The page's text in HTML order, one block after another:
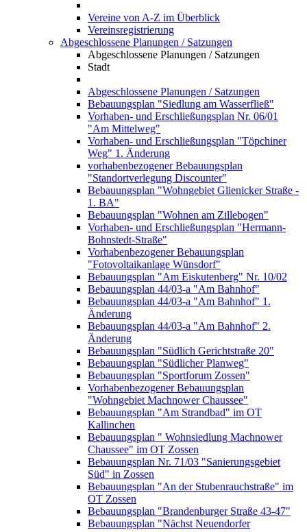
Vereine von A-Z im Überblick
Vereinsregistrierung
Abgeschlossene Planungen / Satzungen
Abgeschlossene Planungen / Satzungen
Stadt
Abgeschlossene Planungen / Satzungen
Bebauungsplan "Siedlung am Wasserfließ"
Vorhaben- und Erschließungsplan Nr. 06/01
"Am Mittelweg"
Vorhaben- und Erschließungsplan "Töpchiner
Weg" 1. Änderung
vorhabenbezogener Bebauungsplan
"Standortverlegung Discounter"
Bebauungsplan "Wohngebiet Glienicker Straße -
1. BA"
Bebauungsplan "Wohnen am Zillebogen"
Vorhaben- und Erschließungsplan "Hermann-
Bohnstedt-Straße"
Vorhabenbezogener Bebauungsplan
"Fotovoltaikanlage Wünsdorf"
Bebauungsplan "Am Eiskutenberg" Nr. 10/02
Bebauungsplan 44/03-a "Am Bahnhof"
Bebauungsplan 44/03-a "Am Bahnhof" 1.
Änderung
Bebauungsplan 44/03-a "Am Bahnhof" 2.
Änderung
Bebauungsplan "Südlich Gerichtstraße 20"
Bebauungsplan "Südlicher Planweg"
Bebauungsplan "Sportforum Zossen"
Vorhabenbezogener Bebauungsplan
"Wohngebiet Machnower Chaussee"
Bebauungsplan "Am Strandbad" im OT
Kallinchen
Bebauungsplan " Wohnsiedlung Machnower
Chaussee" im OT Zossen
Bebauungsplan Nr. 71/03 "Sanierungsgebiet
Süd" in Zossen
Bebauungsplan "An der Stubenrauchstraße" im
OT Zossen
Bebauungsplan "Brandenburger Straße 43-47"
Bebauungsplan "Nächst Neuendorfer